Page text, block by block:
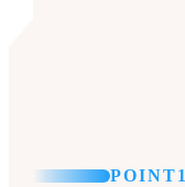
POINT1